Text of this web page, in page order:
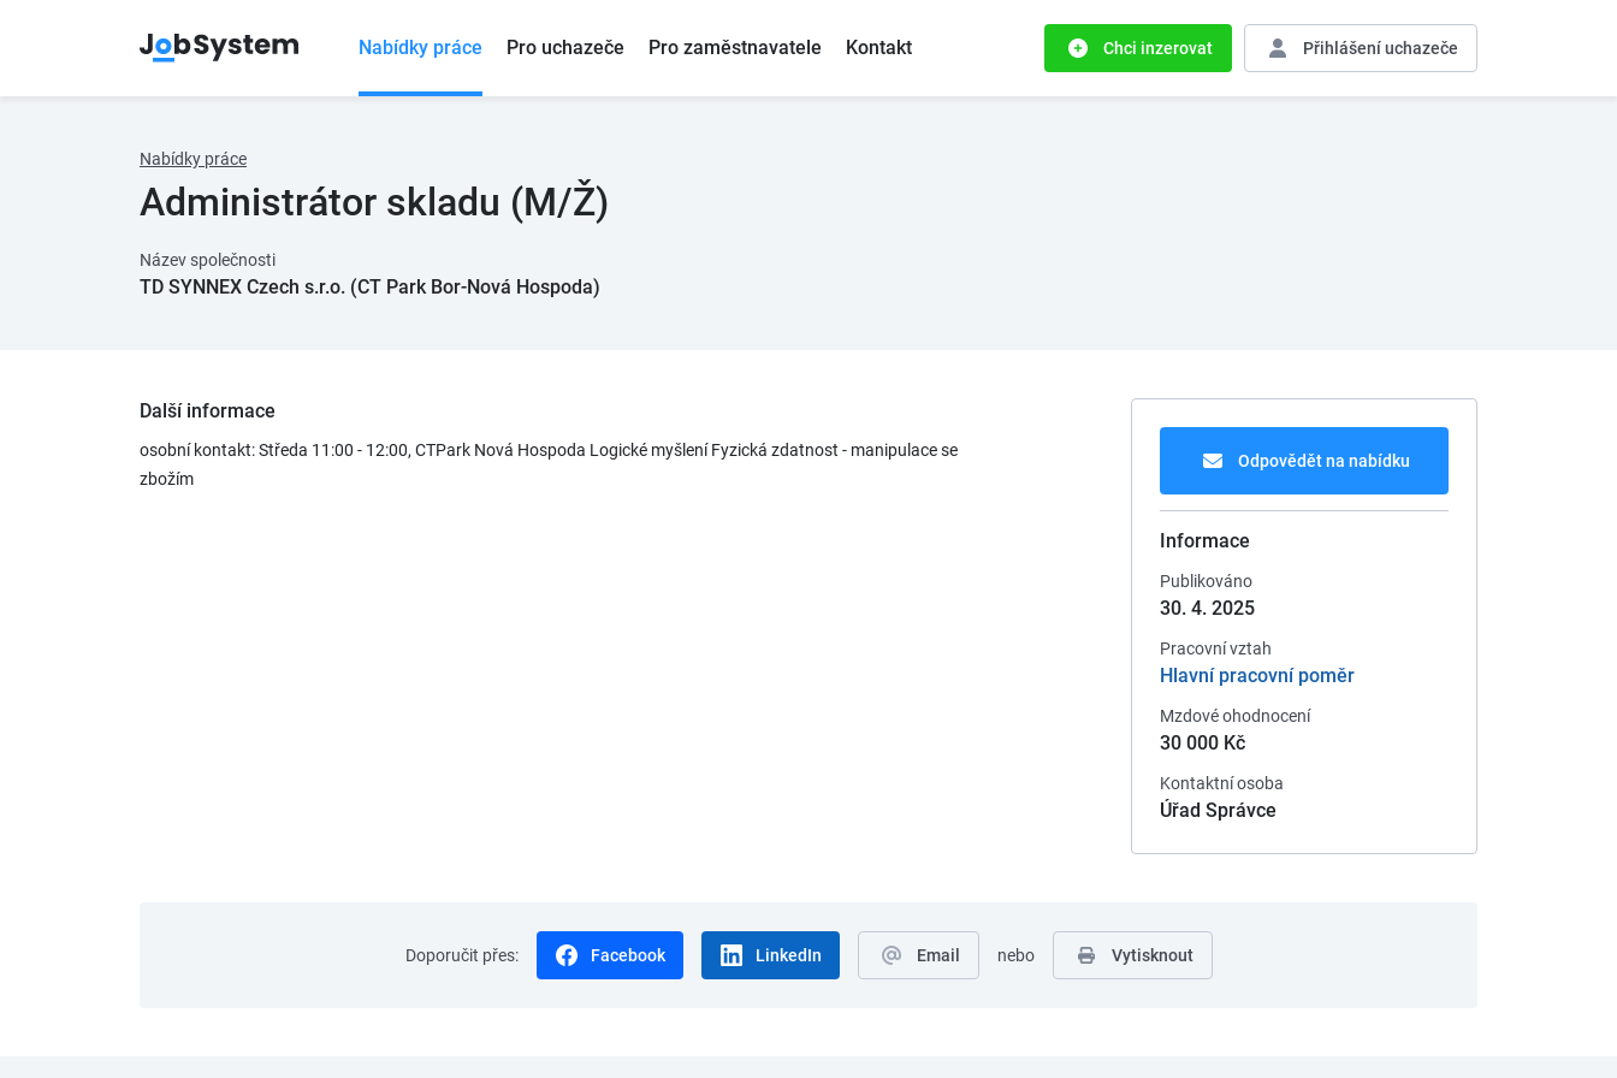
Nabídky práce Pro uchazeče Pro zaměstnavatele Kontakt Chci inzerovat Přihlášeníuchazeče
Nabídky práce
Administrátor skladu (M/Ž)
Název společnosti
TD SYNNEX Czech s.r.o. (CT Park Bor-Nová Hospoda)
Další informace
osobní kontakt: Středa 11:00 - 12:00, CTPark Nová Hospoda Logické myšlení Fyzická zdatnost - manipulace se
zbožím
Odpovědět na nabídku
Informace
Publikováno
30. 4. 2025
Pracovní vztah
Hlavní pracovní poměr
Mzdové ohodnocení
30 000 Kč
Kontaktní osoba
Úřad Správce
Doporučit přes: Facebook LinkedIn Email nebo Vytisknout